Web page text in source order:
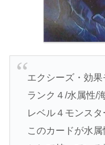
エクシーズ・効
ランク４/水属性/
レベル４モンスタ
このカードが水